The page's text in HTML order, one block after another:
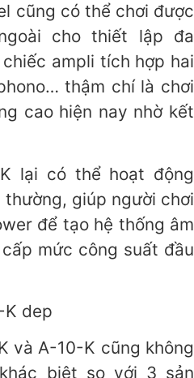
cũng có thể chơi được
cho thiết lập đa
ampli tích hợp hai
thậm chí là chơi
cao hiện nay nhờ kết
lại có thể hoạt động
giúp người chơi
để tạo hệ thống âm
mức công suất đầu
và A-10-K cũng không
biệt so với 3 sản